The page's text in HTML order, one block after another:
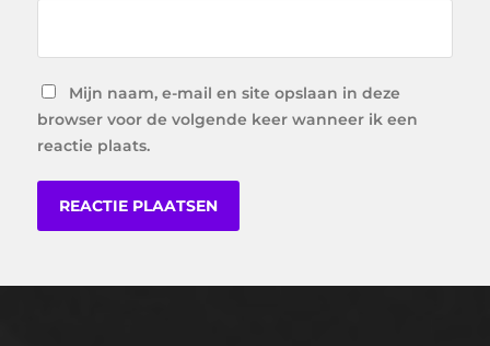
Mijn naam, e-mail en site opslaan in deze
browser voor de volgende keer wanneer ik een
reactie plaats.